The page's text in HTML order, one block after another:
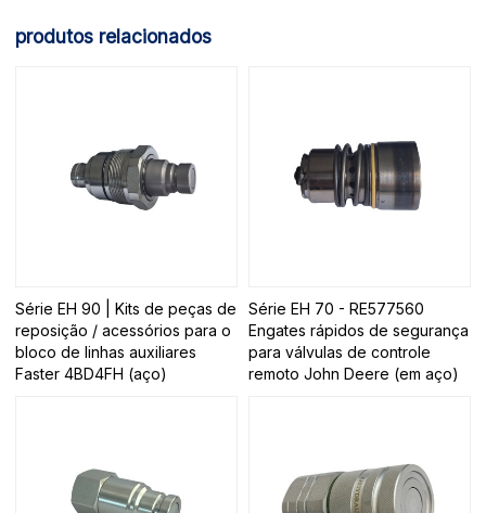
produtos relacionados
Série EH 90 | Kits de peças de
reposição / acessórios para o
bloco de linhas auxiliares
Faster 4BD4FH (aço)
Série EH 70 - RE577560
Engates rápidos de segurança
para válvulas de controle
remoto John Deere (em aço)